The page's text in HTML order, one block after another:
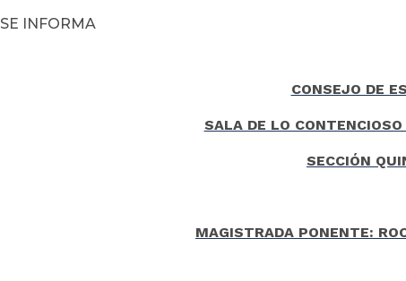
SE INFORMA
CONSEJO DE
SALA DE LO
SECCIÓN
MAGISTRADA PONENTE: